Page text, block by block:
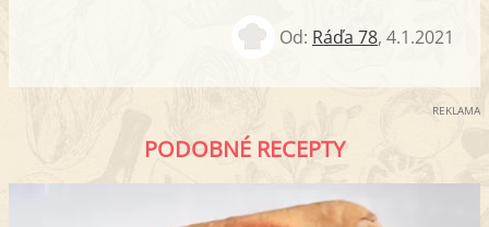
Od: Ráďa 78, 4.1.2021
REKLAMA
PODOBNÉ RECEPTY